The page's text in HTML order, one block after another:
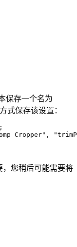
保存一个名为
式保存该设置：
;
Cropper" , "
，您稍后可能需要将